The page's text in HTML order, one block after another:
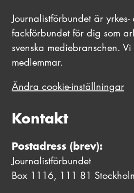
Journalistförbundet är yrkes-
fackförbundet för dig som
svenska mediebranschen.
medlemmar.
Ändra cookie-inställningar
Kontakt
Postadress (brev):
Journalistförbundet
Box 1116, 111 81